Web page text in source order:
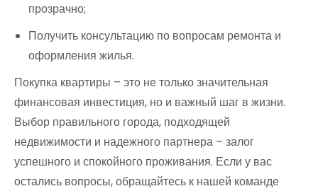
прозрачно;
Получить консультацию по вопросам ремонта и
оформления жилья.
Покупка квартиры – это не только значительная
финансовая инвестиция, но и важный шаг в жизни.
Выбор правильного города, подходящей
недвижимости и надежного партнера – залог
успешного и спокойного проживания. Если у вас
остались вопросы, обращайтесь к нашей команде